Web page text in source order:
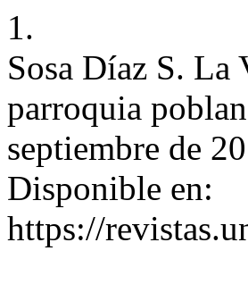
1.
Sosa Díaz S. La
parroquia
septiembre de
Disponible en:
https://